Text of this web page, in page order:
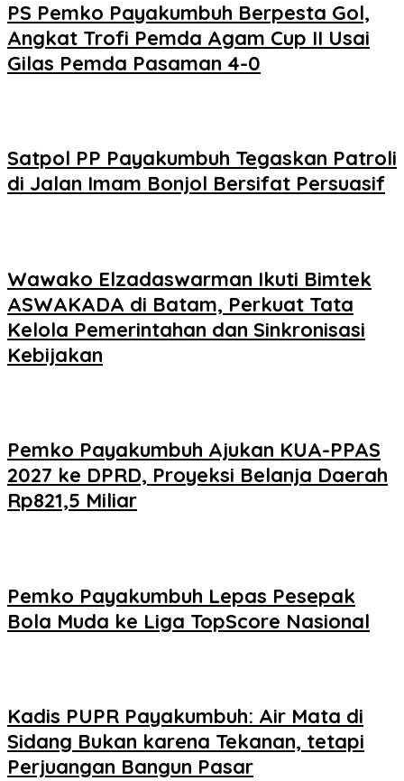
PS Pemko Payakumbuh Berpesta Gol,
Angkat Trofi Pemda Agam Cup II Usai
Gilas Pemda Pasaman 4-0
Satpol PP Payakumbuh Tegaskan Patroli
di Jalan Imam Bonjol Bersifat Persuasif
Wawako Elzadaswarman Ikuti Bimtek
ASWAKADA di Batam, Perkuat Tata
Kelola Pemerintahan dan Sinkronisasi
Kebijakan
Pemko Payakumbuh Ajukan KUA-PPAS
2027 ke DPRD, Proyeksi Belanja Daerah
Rp821,5 Miliar
Pemko Payakumbuh Lepas Pesepak
Bola Muda ke Liga TopScore Nasional
Kadis PUPR Payakumbuh: Air Mata di
Sidang Bukan karena Tekanan, tetapi
Perjuangan Bangun Pasar